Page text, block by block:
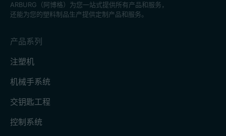
China | 中文简体
ARBURG（阿博格）为您一站式提供所有产品和服务，
还能为您的塑料制品生产提供定制产品和服务。
产品系列
注塑机
机械手系统
交钥匙工程
控制系统